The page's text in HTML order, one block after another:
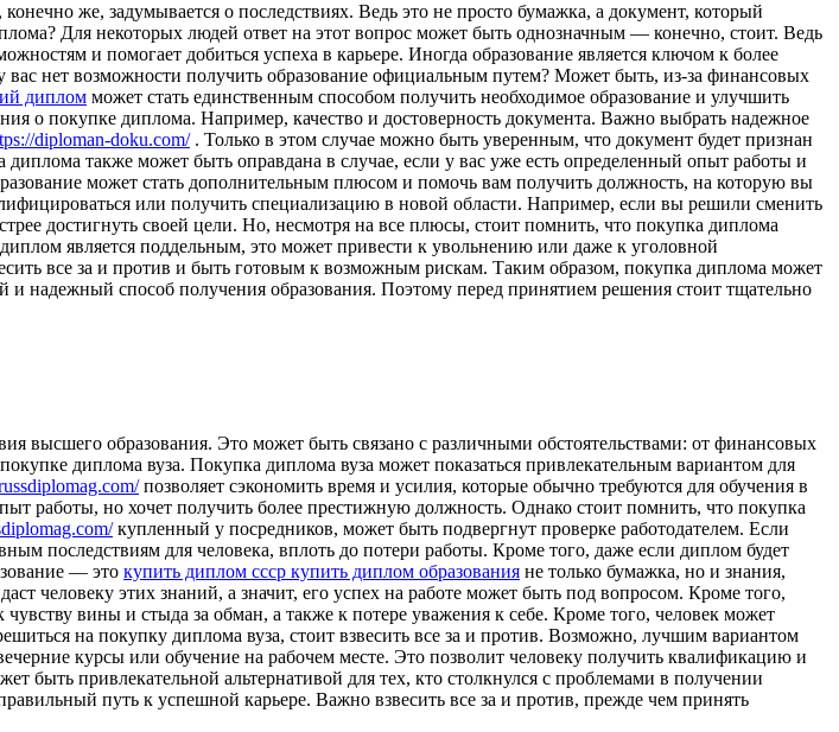
же, задумывается о последствиях. Ведь это не просто бумажка, а документ, который
Для некоторых людей ответ на этот вопрос может быть однозначным — конечно, стоит. Ведь
и помогает добиться успеха в карьере. Иногда образование является ключом к более
нет возможности получить образование официальным путем? Может быть, из-за финансовых
диплом может стать единственным способом получить необходимое образование и улучшить
о покупке диплома. Например, качество и достоверность документа. Важно выбрать надежное
diploman-doku.com/. Только в этом случае можно быть уверенным, что документ будет признан
также может быть оправдана в случае, если у вас уже есть определенный опыт работы и
может стать дополнительным плюсом и помочь вам получить должность, на которую вы
или получить специализацию в новой области. Например, если вы решили сменить
достигнуть своей цели. Но, несмотря на все плюсы, стоит помнить, что покупка диплома
является поддельным, это может привести к увольнению или даже к уголовной
все за и против и быть готовым к возможным рискам. Таким образом, покупка диплома может
и надежный способ получения образования. Поэтому перед принятием решения стоит тщательно
высшего образования. Это может быть связано с различными обстоятельствами: от финансовых
диплома вуза. Покупка диплома вуза может показаться привлекательным вариантом для
позволяет сэкономить время и усилия, которые обычно требуются для обучения в
работы, но хочет получить более престижную должность. Однако стоит помнить, что покупка
купленный у посредников, может быть подвергнут проверке работодателем. Если
последствиям для человека, вплоть до потери работы. Кроме того, даже если диплом будет
— это купить диплом ссср купить диплом образования не только бумажка, но и знания,
человеку этих знаний, а значит, его успех на работе может быть под вопросом. Кроме того,
вины и стыда за обман, а также к потере уважения к себе. Кроме того, человек может
на покупку диплома вуза, стоит взвесить все за и против. Возможно, лучшим вариантом
курсы или обучение на рабочем месте. Это позволит человеку получить квалификацию и
быть привлекательной альтернативой для тех, кто столкнулся с проблемами в получении
путь к успешной карьере. Важно взвесить все за и против, прежде чем принять